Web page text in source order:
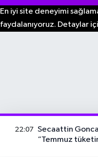
En iyi site deneyimi
faydalanıyoruz. Detaylar
22:07 Secaattin
“Temmuz